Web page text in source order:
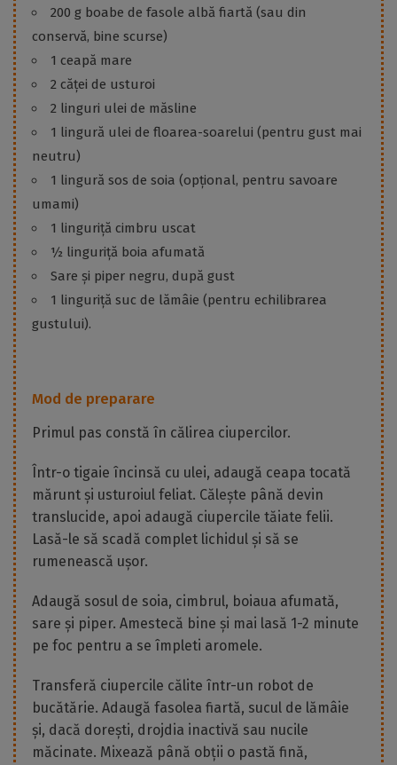
200 g boabe de fasole albă fiartă (sau din
conservă, bine scurse)
1 ceapă mare
2 căței de usturoi
2 linguri ulei de măsline
1 lingură ulei de floarea-soarelui (pentru gust mai
neutru)
1 lingură sos de soia (opțional, pentru savoare
umami)
1 linguriță cimbru uscat
½ linguriță boia afumată
Sare și piper negru, după gust
1 linguriță suc de lămâie (pentru echilibrarea
gustului).
Mod de preparare
Primul pas constă în călirea ciupercilor.
Într-o tigaie încinsă cu ulei, adaugă ceapa tocată
mărunt și usturoiul feliat. Călește până devin
translucide, apoi adaugă ciupercile tăiate felii.
Lasă-le să scadă complet lichidul și să se
rumenească ușor.
Adaugă sosul de soia, cimbrul, boiaua afumată,
sare și piper. Amestecă bine și mai lasă 1-2 minute
pe foc pentru a se împleti aromele.
Transferă ciupercile călite într-un robot de
bucătărie. Adaugă fasolea fiartă, sucul de lămâie
și, dacă dorești, drojdia inactivă sau nucile
măcinate. Mixează până obții o pastă fină,